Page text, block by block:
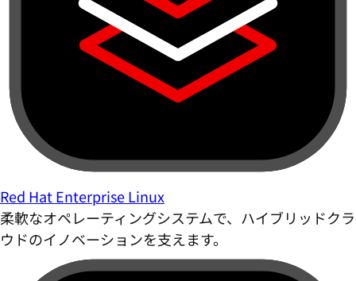
Red Hat Enterprise Linux
柔軟なオペレーティングシステムで、ハイブリッドクラ
ウドのイノベーションを支えます。